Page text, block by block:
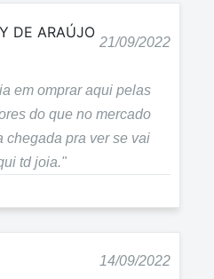
DE ARAÚJO
21/09/2022
em omprar aqui pelas
do que no mercado
chegada pra ver se vai
td joia."
14/09/2022